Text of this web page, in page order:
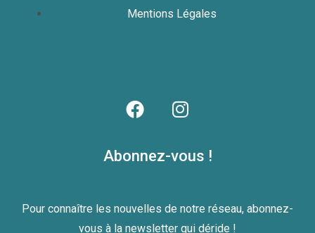
Mentions Légales
Abonnez-vous !
Pour connaître les nouvelles de notre réseau, abonnez-
vous à la newsletter qui déride !